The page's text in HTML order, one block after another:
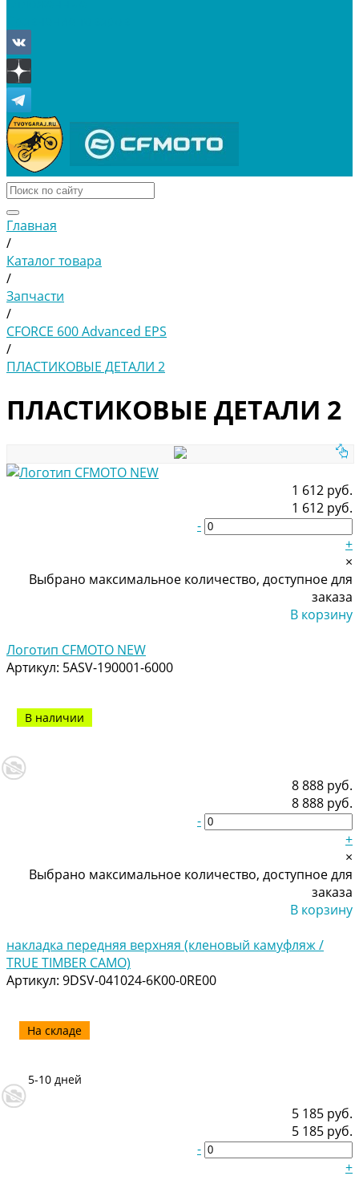
Главная
/
Каталог товара
/
Запчасти
/
CFORCE 600 Advanced EPS
/
ПЛАСТИКОВЫЕ ДЕТАЛИ 2
ПЛАСТИКОВЫЕ ДЕТАЛИ 2
8 888 руб.
8 888 руб.
-
+
×
Выбрано максимальное количество, доступное для
заказа
В корзину
накладка передняя верхняя (кленовый камуфляж /
TRUE TIMBER CAMO)
Артикул: 9DSV-041024-6K00-0RE00
На складе
5-10 дней
5 185 руб.
5 185 руб.
-
+
1 612 руб.
1 612 руб.
-
+
×
Выбрано максимальное количество, доступное для
заказа
В корзину
Логотип CFMOTO NEW
Артикул: 5ASV-190001-6000
В наличии